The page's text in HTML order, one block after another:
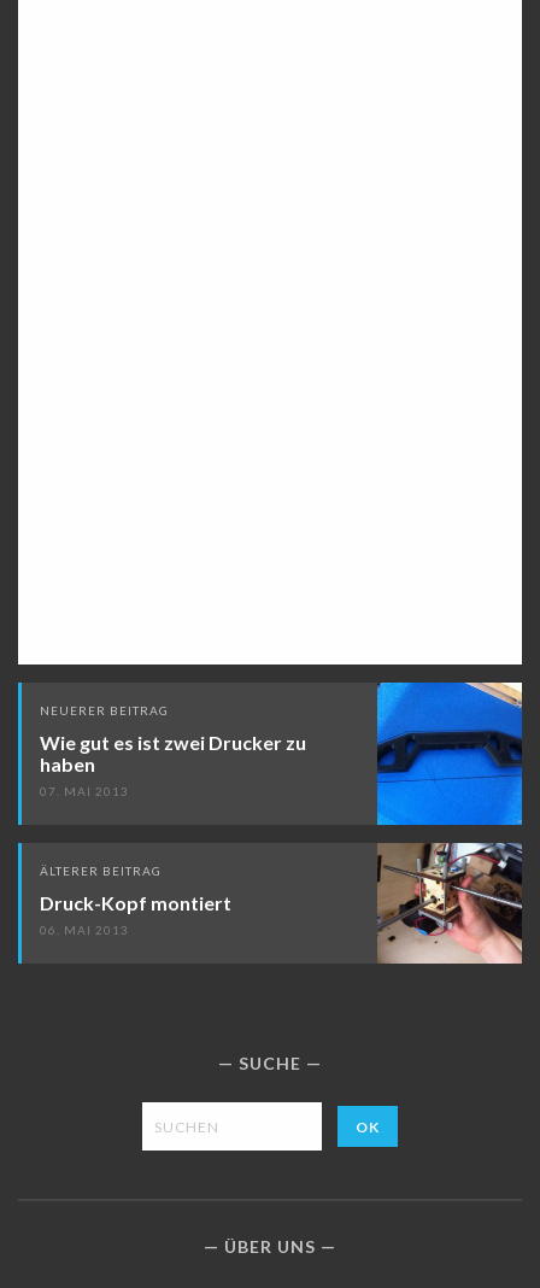
Beitragsnavigation
NEUERER BEITRAG
Wie gut es ist zwei Drucker zu
haben
07. MAI 2013
ÄLTERER BEITRAG
Druck-Kopf montiert
06. MAI 2013
SUCHE
ÜBER UNS